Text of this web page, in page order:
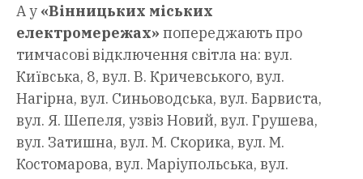
А у «Вінницьких міських
електромережах» попереджають про
тимчасові відключення світла на: вул.
Київська, 8, вул. В. Кричевського, вул.
Нагірна, вул. Синьоводська, вул. Барвиста,
вул. Я. Шепеля, узвіз Новий, вул. Грушева,
вул. Затишна, вул. М. Скорика, вул. М.
Костомарова, вул. Маріупольська, вул.